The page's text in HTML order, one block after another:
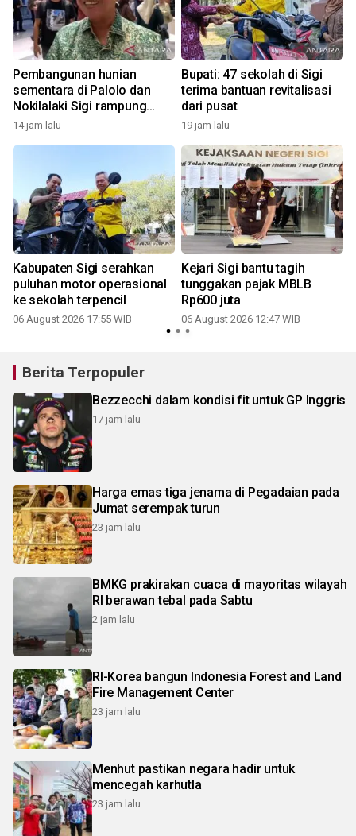
Pembangunan hunian
sementara di Palolo dan
Nokilalaki Sigi rampung
September
14 jam lalu
Bupati: 47 sekolah di Sigi
terima bantuan revitalisasi
dari pusat
19 jam lalu
Kabupaten Sigi serahkan
puluhan motor operasional
ke sekolah terpencil
06 August 2026 17:55 WIB
Kejari Sigi bantu tagih
tunggakan pajak MBLB
Rp600 juta
06 August 2026 12:47 WIB
Berita Terpopuler
Bezzecchi dalam kondisi fit untuk GP Inggris
17 jam lalu
Harga emas tiga jenama di Pegadaian pada
Jumat serempak turun
23 jam lalu
BMKG prakirakan cuaca di mayoritas wilayah
RI berawan tebal pada Sabtu
2 jam lalu
RI-Korea bangun Indonesia Forest and Land
Fire Management Center
23 jam lalu
Menhut pastikan negara hadir untuk
mencegah karhutla
23 jam lalu